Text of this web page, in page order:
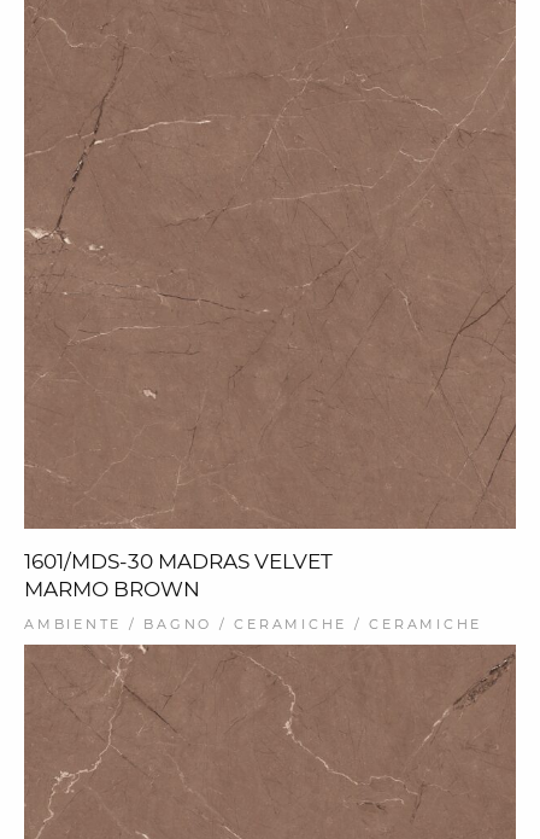
1601/MDS-30 MADRAS VELVET
MARMO BROWN
AMBIENTE / BAGNO / CERAMICHE / CERAMICHE